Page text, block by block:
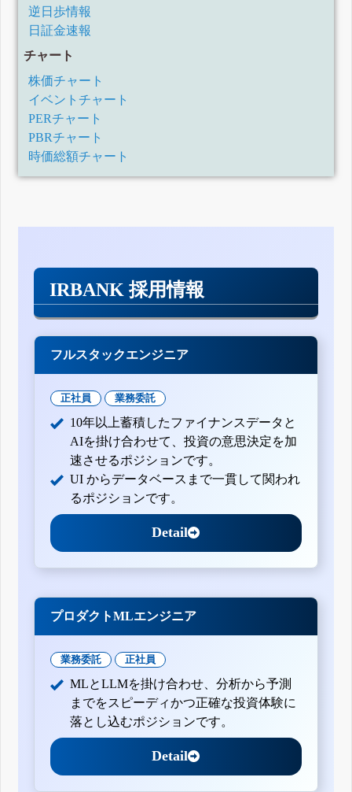
逆日歩情報
日証金速報
チャート
株価チャート
イベントチャート
PERチャート
PBRチャート
時価総額チャート
IRBANK 採用情報
フルスタックエンジニア
正社員 業務委託
10年以上蓄積したファイナンスデータと
AIを掛け合わせて、投資の意思決定を加
速させるポジションです。
UI からデータベースまで一貫して関われ
るポジションです。
Detail
プロダクトMLエンジニア
業務委託 正社員
MLとLLMを掛け合わせ、分析から予測
までをスピーディかつ正確な投資体験に
落とし込むポジションです。
Detail